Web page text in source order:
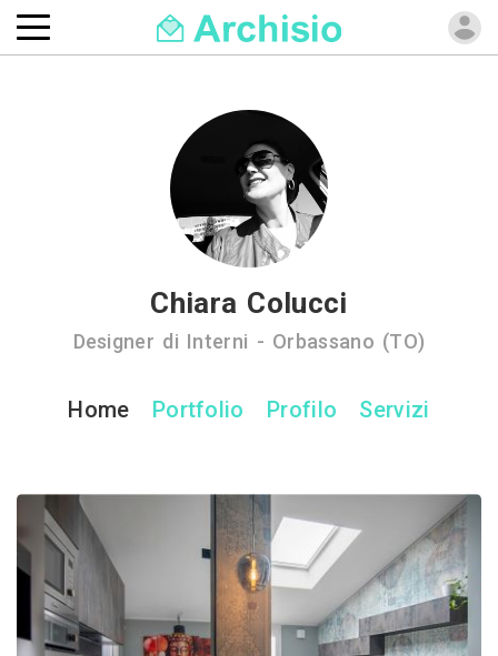
Chiara Colucci
Designer di Interni - Orbassano (TO)
Home Portfolio Profilo Servizi